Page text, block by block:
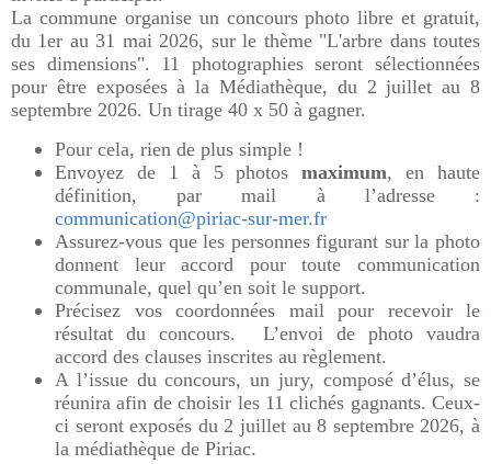
La commune organise un concours photo libre et gratuit,
du 1er au 31 mai 2026, sur le thème "L'arbre dans toutes
ses dimensions". 11 photographies seront sélectionnées
pour être exposées à la Médiathèque, du 2 juillet au 8
septembre 2026. Un tirage 40 x 50 à gagner.
Pour cela, rien de plus simple !
Envoyez de 1 à 5 photosmaximum, en haute
définition, par mail à l’adresse :
communication@piriac-sur-mer.fr
Assurez-vous que les personnes figurant sur la photo
donnent leur accord pour toute communication
communale, quel qu’en soit le support.
Précisez vos coordonnées mail pour recevoir le
résultat du concours. L’envoi de photo vaudra
accord des clauses inscrites au règlement.
A l’issue du concours, un jury, composé d’élus, se
réunira afin de choisir les 11 clichés gagnants. Ceux-
ci seront exposés du 2 juillet au 8 septembre 2026, à
la médiathèque de Piriac.